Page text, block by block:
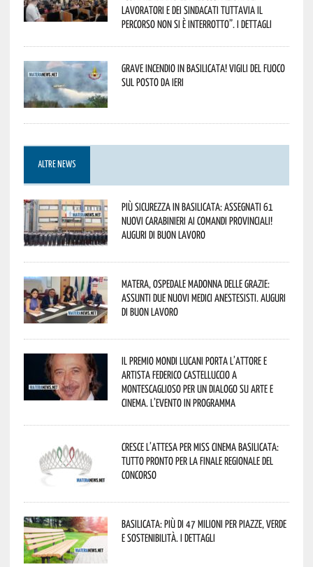
lavoratori e dei sindacati tuttavia il
percorso non si è interrotto”. I dettagli
Grave incendio in Basilicata! Vigili del fuoco
sul posto da ieri
ALTRE NEWS
Più sicurezza in Basilicata: assegnati 61
nuovi Carabinieri ai Comandi provinciali!
Auguri di buon lavoro
Matera, Ospedale Madonna delle Grazie:
assunti due nuovi medici anestesisti. Auguri
di buon lavoro
Il Premio Mondi Lucani porta l’attore e
artista Federico Castelluccio a
Montescaglioso per un dialogo su arte e
cinema. L’evento in programma
Cresce l’attesa per Miss Cinema Basilicata:
tutto pronto per la finale regionale del
concorso
Basilicata: più di 47 milioni per piazze, verde
e sostenibilità. I dettagli